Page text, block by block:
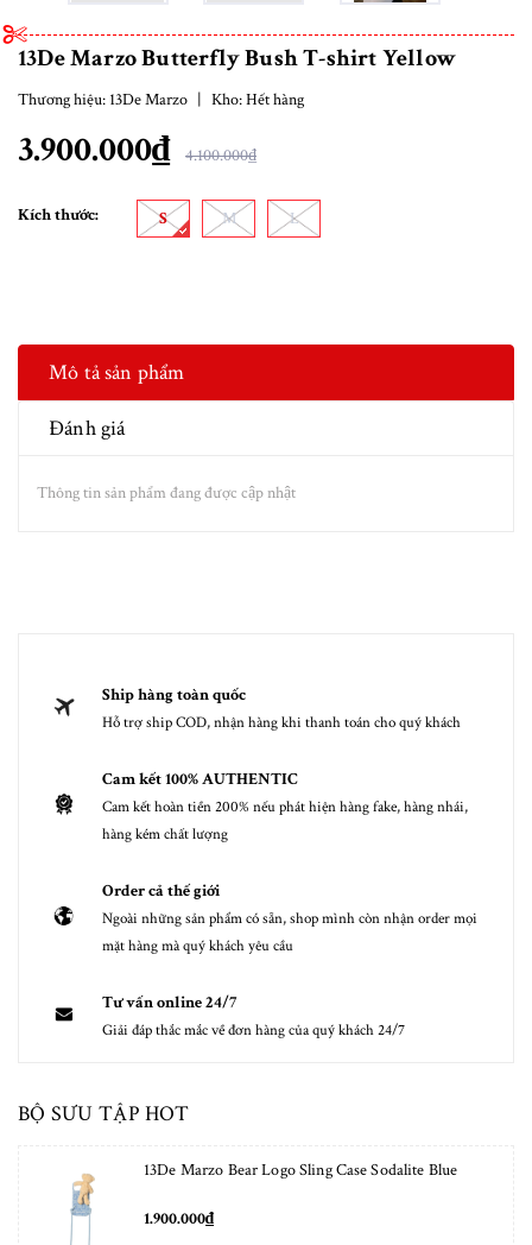
13De Marzo Butterfly Bush T-shirt Yellow
Thương hiệu: 13De Marzo | Kho:Hết hàng
3.900.000₫ 4.100.000₫
Kích thước: S M L
Mô tả sản phẩm
Đánh giá
Thông tin sản phẩm đang được cập nhật
Ship hàng toàn quốc
Hỗ trợ ship COD, nhận hàng khi thanh toán cho quý khách
Cam kết 100% AUTHENTIC
Cam kết hoàn tiền 200% nếu phát hiện hàng fake, hàng nhái,
hàng kém chất lượng
Order cả thế giới
Ngoài những sản phẩm có sẵn, shop mình còn nhận order mọi
mặt hàng mà quý khách yêu cầu
Tư vấn online 24/7
Giải đáp thắc mắc về đơn hàng của quý khách 24/7
BỘ SƯU TẬP HOT
13De Marzo Bear Logo Sling Case Sodalite Blue
1.900.000₫